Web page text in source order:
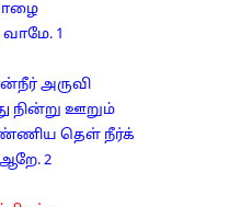
1
அருவி
ஊறும்
தெள் நீர்க்
2